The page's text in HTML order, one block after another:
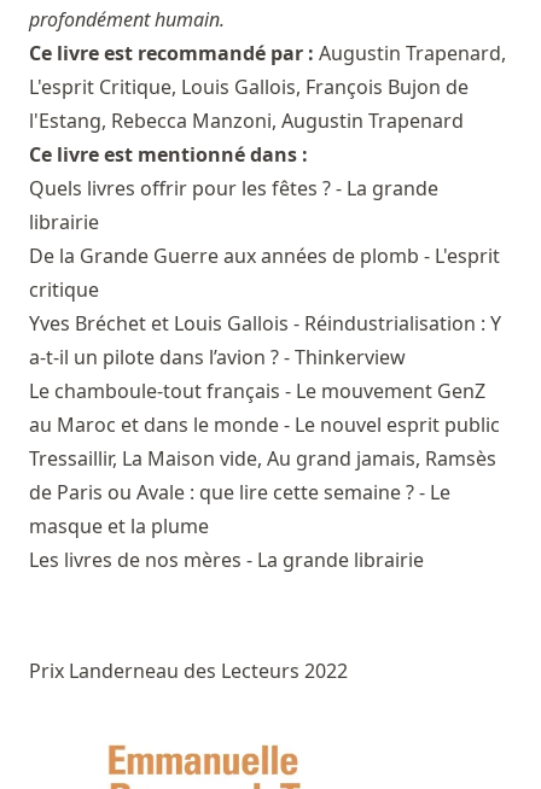
profondément humain.
Ce livre est recommandé par : Augustin Trapenard,
L'esprit Critique, Louis Gallois, François Bujon de
l'Estang, Rebecca Manzoni, Augustin Trapenard
Ce livre est mentionné dans :
Quels livres offrir pour les fêtes ? - La grande
librairie
De la Grande Guerre aux années de plomb - L'esprit
critique
Yves Bréchet et Louis Gallois - Réindustrialisation : Y
a-t-il un pilote dans l’avion ? - Thinkerview
Le chamboule-tout français - Le mouvement GenZ
au Maroc et dans le monde - Le nouvel esprit public
Tressaillir, La Maison vide, Au grand jamais, Ramsès
de Paris ou Avale : que lire cette semaine ? - Le
masque et la plume
Les livres de nos mères - La grande librairie
Prix Landerneau des Lecteurs 2022